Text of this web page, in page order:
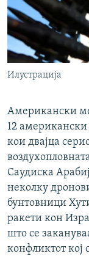
Илустрација
Американски
12
кои двајца
Саудиска
неколку
бунтовници
ракети кон
што се
конфликтот кој